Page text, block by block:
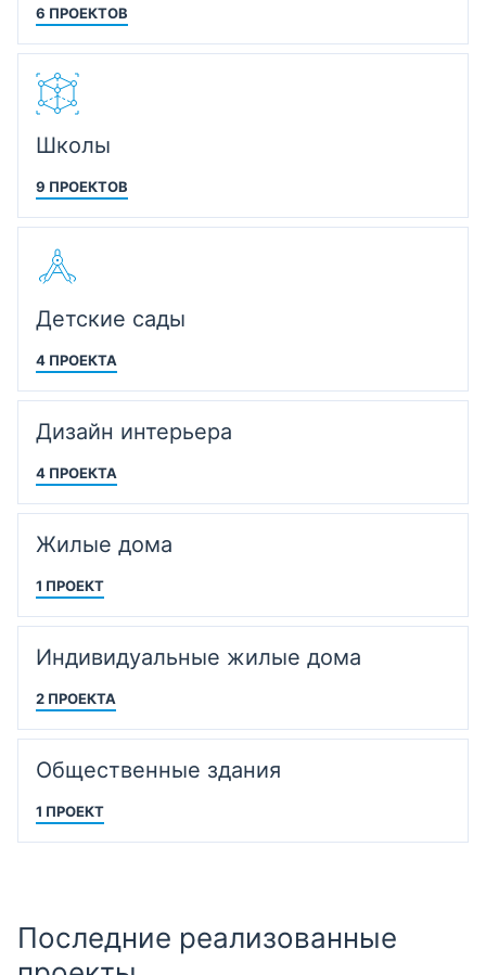
6 ПРОЕКТОВ
Школы
9 ПРОЕКТОВ
Детские сады
4 ПРОЕКТА
Дизайн интерьера
4 ПРОЕКТА
Жилые дома
1 ПРОЕКТ
Индивидуальные жилые дома
2 ПРОЕКТА
Общественные здания
1 ПРОЕКТ
Последние реализованные